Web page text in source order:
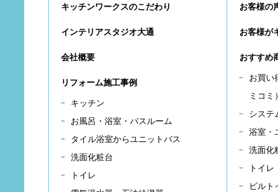
キッチンワークスのこだわり
インテリアスタジオ大通
会社概要
リフォーム施工事例
キッチン
お風呂・浴室・バスルーム
タイル浴室からユニットバス
洗面化粧台
トイレ
お客様の
お客様が
おすすめ
お買い
ミコミ）
システ
浴室・
洗面化
トイレ
ビルト